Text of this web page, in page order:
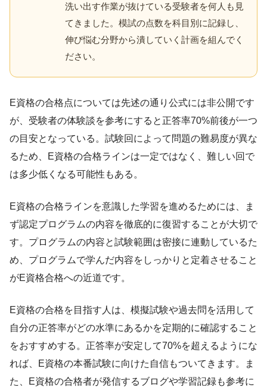
洗い出す作業が抜けている受験者を何人も見
てきました。模試の点数を科目別に記録し、
伸び悩む分野から潰していく計画を組んでく
ださい。
E資格の合格点については先述の通り公式には非公開です
が、受験者の体験談を参考にすると正答率70%前後が一つ
の目安となっている。試験回によって問題の難易度が異な
るため、E資格の合格ラインは一定ではなく、難しい回で
は多少低くなる可能性もある。
E資格の合格ラインを意識した学習を進めるためには、ま
ず認定プログラムの内容を徹底的に復習することが大切で
す。プログラムの内容と試験範囲は密接に連動しているた
め、プログラムで学んだ内容をしっかりと定着させること
がE資格合格への近道です。
E資格の合格を目指す人は、模擬試験や過去問を活用して
自分の正答率がどの水準にあるかを定期的に確認すること
をおすすめする。正答率が安定して70%を超えるようにな
れば、E資格の本番試験に向けた自信もついてきます。ま
た、E資格の合格者が発信するブログや学習記録も参考に